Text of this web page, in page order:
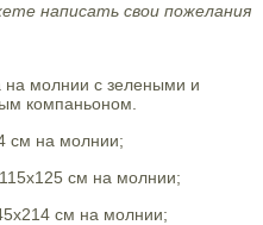
написать свои пожелания
на молнии с зелеными и
компаньоном.
см на молнии;
см на молнии;
см на молнии;